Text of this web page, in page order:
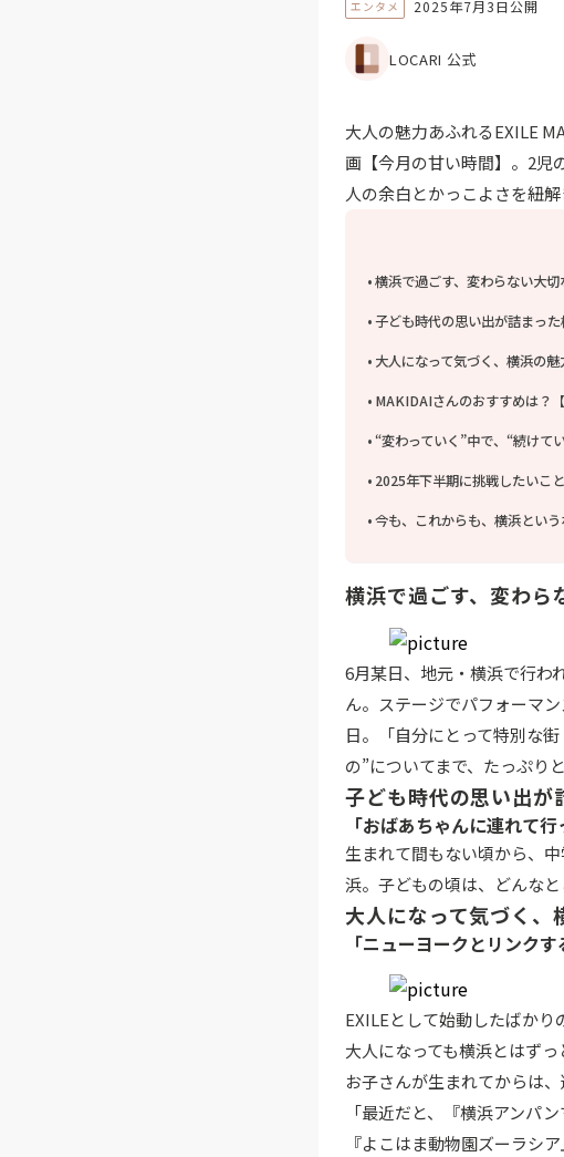
エンタメ 2025年7月3日公開
LOCARI 公式
大人の魅力あふれるEXILE
画【今月の甘い時間】。2児
人の余白とかっこよさを紐解
横浜で過ごす、変わらない大切
子ども時代の思い出が詰まっ
大人になって気づく、横浜の魅
MAKIDAIさんのおすすめは？
“変わっていく”中で、“続けて
2025年下半期に挑戦したいこと
今も、これからも、横浜とい
横浜で過ごす、変わら
6月某日、地元・横浜で行わ
ん。ステージでパフォーマ
日。「自分にとって特別な
の”についてまで、たっぷり
子ども時代の思い出が
「おばあちゃんに連れて
生まれて間もない頃から、
浜。子どもの頃は、どんな
大人になって気づく、
「ニューヨークとリンク
EXILEとして始動したばか
大人になっても横浜とはず
お子さんが生まれてからは
「最近だと、『横浜アンパ
『よこはま動物園ズーラシ